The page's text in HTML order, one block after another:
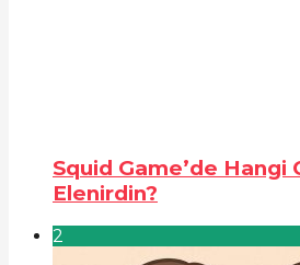
Squid Game’de Hangi
Elenirdin?
2